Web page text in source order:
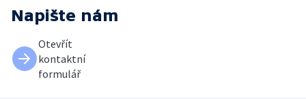
Napište nám
Otevřít
kontaktní
formulář